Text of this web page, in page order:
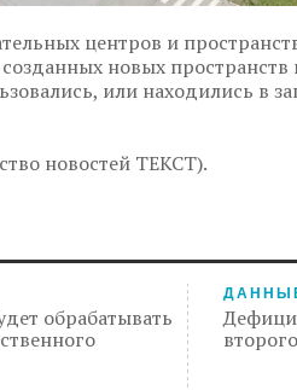
центров и
новых
или находились в
новостей ТЕКСТ).
обрабатывать